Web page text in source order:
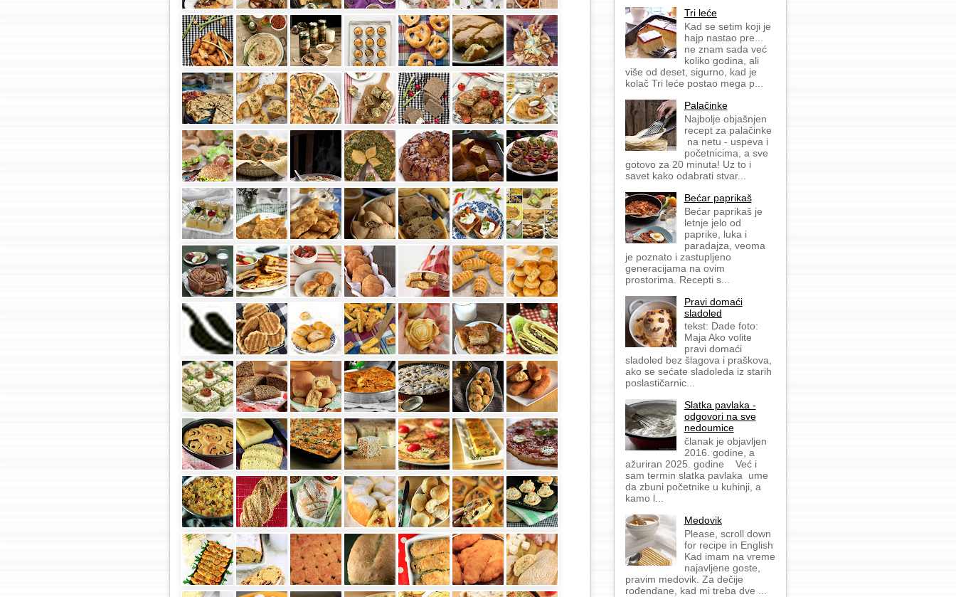
Tri leće
Kad se setim koji je
hajp nastao pre...
ne znam sada već
koliko godina, ali
više od deset, sigurno, kad je
kolač Tri leće postao mega p...
Palačinke
Najbolje objašnjen
recept za palačinke
na netu - uspeva i
početnicima, a sve
gotovo za 20 minuta! Uz to i
savet kako odabrati stvar...
Bećar paprikaš
Bećar paprikaš je
letnje jelo od
paprike, luka i
paradajza, veoma
je poznato i zastupljeno
generacijama na ovim
prostorima. Recepti s...
Pravi domaći
sladoled
tekst: Dade foto:
Maja Ako volite
pravi domaći
sladoled bez šlagova i praškova,
ako se sećate sladoleda iz starih
poslastičarnic...
Slatka pavlaka -
odgovori na sve
nedoumice
članak je objavljen
2016. godine, a
ažuriran 2025. godine Već i
sam termin slatka pavlaka ume
da zbuni početnike u kuhinji, a
kamo l...
Medovik
Please, scroll down
for recipe in English
Kad imam na vreme
najavljene goste,
pravim medovik. Za dečije
rođendane, kad mi treba dve ...